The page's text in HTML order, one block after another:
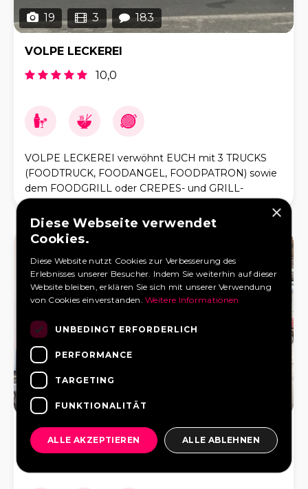
19 3 183
VOLPE LECKEREI
10,0
VOLPE LECKEREI verwöhnt EUCH mit 3 TRUCKS
(FOODTRUCK, FOODANGEL, FOODPATRON) sowie
dem FOODGRILL oder CREPES- und GRILL-
Anhänger mit vielen unterschiedlichen Leckereien.
Professionell und kreativ ve
9 1 0
Eventcooking Moosburg
×
Diese Webseite verwendet
Cookies.
Diese Website nutzt Cookies zur Verbesserung des
Erlebnisses unserer Besucher. Indem Sie weiterhin auf dieser
Website bleiben, erklären Sie sich mit unserer Verwendung
von Cookies einverstanden.Weitere Informationen
UNBEDINGT ERFORDERLICH
PERFORMANCE
TARGETING
FUNKTIONALITÄT
ALLE AKZEPTIEREN ALLE ABLEHNEN